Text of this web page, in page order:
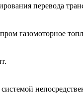
перевода
газомоторное